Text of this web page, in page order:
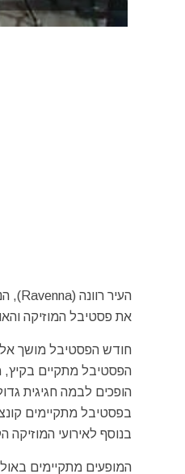
את פסטיבל המוזיקה
חודש הפסטיבל מושך אל
הפסטיבל מתקיים בקיץ,
הופכים לבמה חגיגית
בפסטיבל מתקיימים
בנוסף לאירועי